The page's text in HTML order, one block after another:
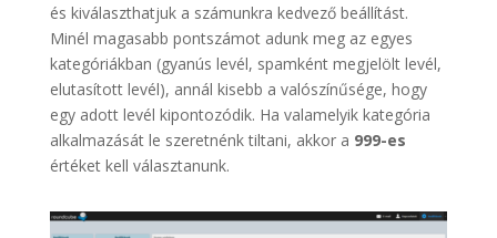
és kiválaszthatjuk a számunkra kedvező beállítást.
Minél magasabb pontszámot adunk meg az egyes
kategóriákban (gyanús levél, spamként megjelölt levél,
elutasított levél), annál kisebb a valószínűsége, hogy
egy adott levél kipontozódik. Ha valamelyik kategória
alkalmazását le szeretnénk tiltani, akkor a 999-es
értéket kell választanunk.